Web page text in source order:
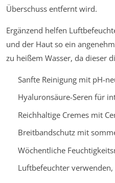
Überschuss entfernt wird.
Ergänzend helfen
und der Haut so ein
zu heißem Wasser, da dieser
Sanfte Reinigung mit pH-
Hyaluronsäure-Seren für
Reichhaltige Cremes mit
Breitbandschutz mit
Wöchentliche
Luftbefeuchter